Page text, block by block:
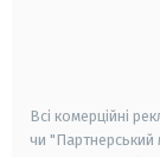
Всі комерційні
чи "Партнерський